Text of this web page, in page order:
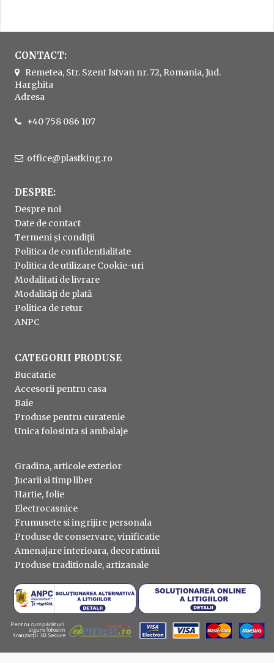
CONTACT:
Remetea, Str. Szent Istvan nr. 72, Romania, Jud.
Harghita
Adresa
+40 758 086 107
office@plastking.ro
DESPRE:
Despre noi
Date de contact
Termeni și condiții
Politica de confidentialitate
Politica de utilizare Cookie-uri
Modalitati de livrare
Modalități de plată
Politica de retur
ANPC
CATEGORII PRODUSE
Bucatarie
Accesorii pentru casa
Baie
Produse pentru curatenie
Unica folosinta si ambalaje
Gradina, articole exterior
Jucarii si timp liber
Hartie, folie
Electrocasnice
Frumusete si ingrijire personala
Produse de conservare, vinificatie
Amenajare interioara, decoratiuni
Produse traditionale, artizanale